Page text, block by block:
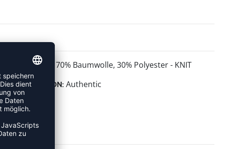
MATERIAL: 70% Baumwolle, 30% Polyester - KNIT
KOLLEKTION: Authentic